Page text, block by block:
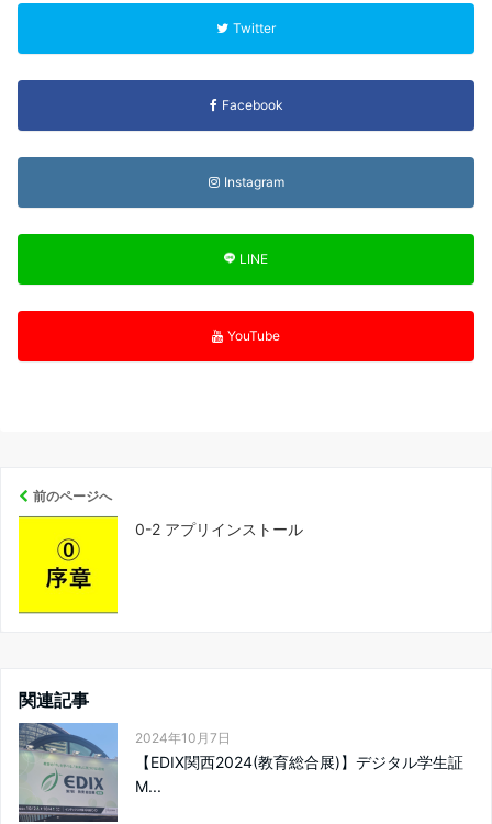
Twitter
Facebook
Instagram
LINE
YouTube
前のページへ
0-2 アプリインストール
関連記事
2024年10月7日
【EDIX関西2024(教育総合展)】デジタル学生証
M...